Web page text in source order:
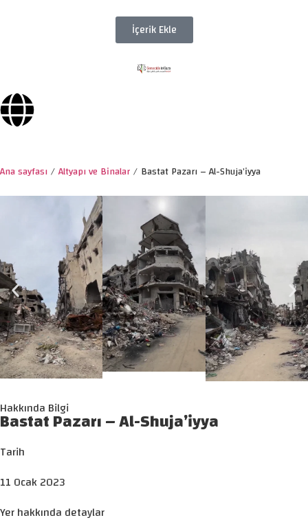
İçerik Ekle
Ana sayfası/Altyapı ve Binalar/ Bastat Pazarı – Al-Shuja’iyya
Hakkında Bilgi
Bastat Pazarı – Al-Shuja’iyya
Tarih
11 Ocak 2023
Yer hakkında detaylar